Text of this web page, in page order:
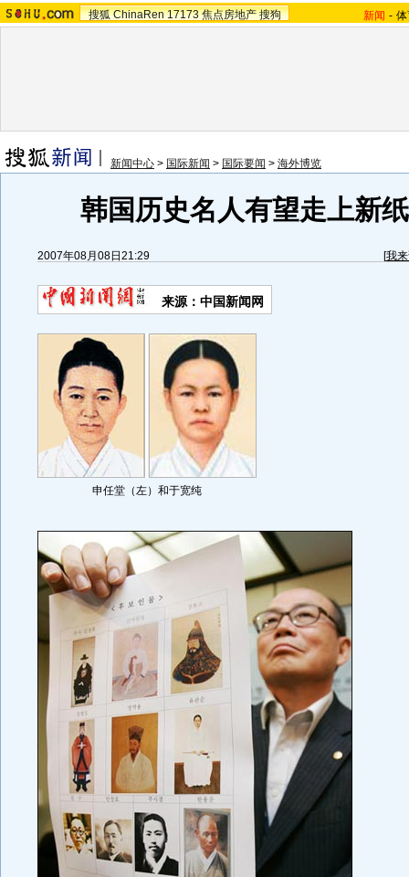
搜狐 ChinaRen 17173 焦点房地产 搜狗 新闻 -
新闻中心 > 国际新闻 > 国际要闻 > 海外博览
韩国历史名人有望走上新
2007年08月08日21:29 [我
来源：中国新闻网
申任堂（左）和于宽纯